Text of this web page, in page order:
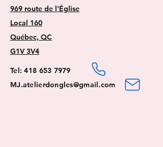
969 route de l'Église
Local 160
Québec, QC
G1V 3V4
Tel:418 653 7979
MJ.atelierdongles@gmail.com